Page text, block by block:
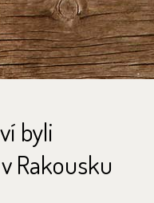
byli
Rakousku